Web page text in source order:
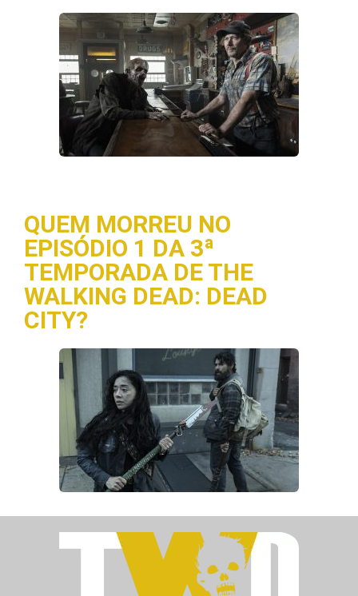
QUEM MORREU NO
EPISÓDIO 1 DA 3ª
TEMPORADA DE THE
WALKING DEAD: DEAD
CITY?